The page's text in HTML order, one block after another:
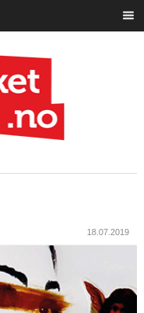
18.07.2019